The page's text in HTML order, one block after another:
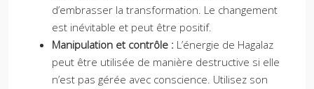
d’embrasser la transformation. Le changement
est inévitable et peut être positif.
Manipulation et contrôle : L’énergie de Hagalaz
peut être utilisée de manière destructive si elle
n’est pas gérée avec conscience. Utilisez son